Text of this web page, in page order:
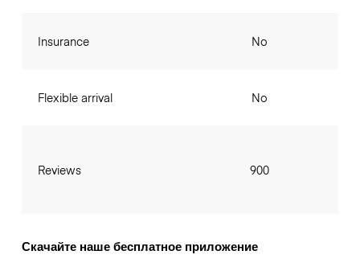
Insurance
Flexible arrival
Reviews
No
No
900
Скачайте наше бесплатное приложение